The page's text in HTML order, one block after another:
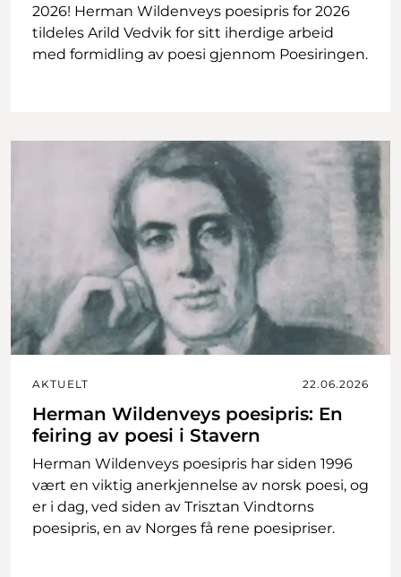
2026! Herman Wildenveys poesipris for 2026
tildeles Arild Vedvik for sitt iherdige arbeid
med formidling av poesi gjennom Poesiringen.
AKTUELT 22.06.2026
Herman Wildenveys poesipris: En
feiring av poesi i Stavern
Herman Wildenveys poesipris har siden 1996
vært en viktig anerkjennelse av norsk poesi, og
er i dag, ved siden av Trisztan Vindtorns
poesipris, en av Norges få rene poesipriser.